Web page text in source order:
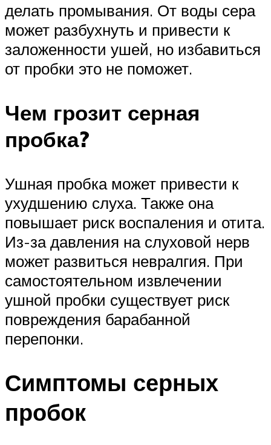
делать промывания. От воды сера
может разбухнуть и привести к
заложенности ушей, но избавиться
от пробки это не поможет.
Чем грозит серная
пробка?
Ушная пробка может привести к
ухудшению слуха. Также она
повышает риск воспаления и отита.
Из-за давления на слуховой нерв
может развиться невралгия. При
самостоятельном извлечении
ушной пробки существует риск
повреждения барабанной
перепонки.
Симптомы серных
пробок